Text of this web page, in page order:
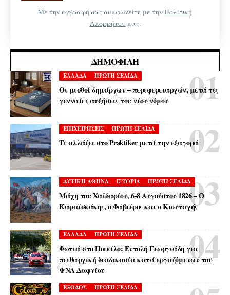
Με την εγγραφή σας συμφωνείτε με τηνΠολιτική
Απορρήτου μας.
ΔΗΜΟΦΙΛΉ
ΕΛΛΑΔΑ ΠΡΩΤΗ ΣΕΛΙΔΑ
Οι μισθοί δημάρχων – περιφερειαρχών, μετά τις
γενναίες αυξήσεις του νέου νόμου
ΕΠΙΧΕΙΡΗΣΕΙΣ ΠΡΩΤΗ ΣΕΛΙΔΑ
Τι αλλάζει στο Praktiker μετά την εξαγορά
ΔΥΤΙΚΗ ΑΘΗΝΑ ΙΣΤΟΡΙΑ ΠΡΩΤΗ ΣΕΛΙΔΑ
Μάχη του Χαϊδαρίου, 6-8 Αυγούστου 1826 – Ο
Καραϊσκάκης, ο Φαβιέρος και ο Κιουταχής
ΕΛΛΑΔΑ ΠΡΩΤΗ ΣΕΛΙΔΑ
Φωτιά στο Ποικίλο: Εντολή Γεωργιάδη για
πειθαρχική διαδικασία κατά εργαζόμενων του
ΨΝΑ Δαφνίου
ΕΞΟΔΟΣ ΠΡΩΤΗ ΣΕΛΙΔΑ